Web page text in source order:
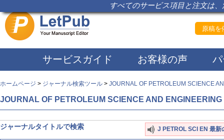
すべてのサービス項目と注文は
原稿を
サービスガイド お客様の声
ホームページ > ジャーナル検索ツール > JOURNAL OF PETROLEUM SCIENCE
JOURNAL OF PETROLEUM SCIENCE AND ENGINEERING
ジャーナルタイトルで検索 J PETROL SCI EN 最